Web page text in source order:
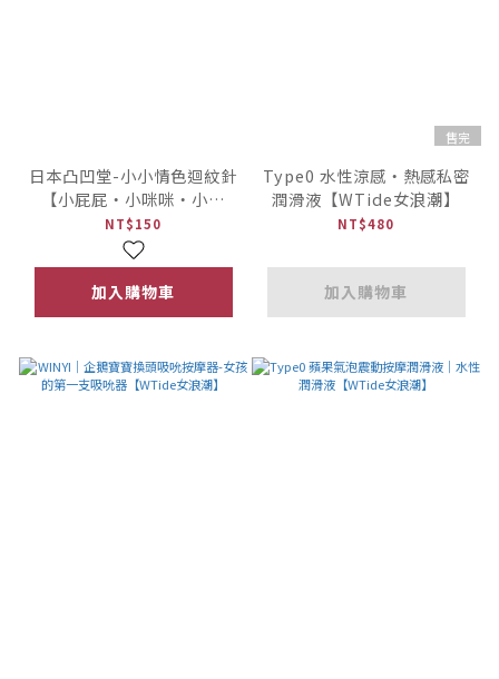
日本凸凹堂-小小情色迴紋針
【小屁屁・小咪咪・小雞
雞】造型迴紋針
NT$150
加入購物車
售完
Type0 水性涼感・熱感私密
潤滑液【WTide女浪潮】
NT$480
加入購物車